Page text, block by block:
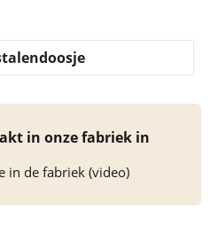
in onze fabriek in
in de fabriek (video)